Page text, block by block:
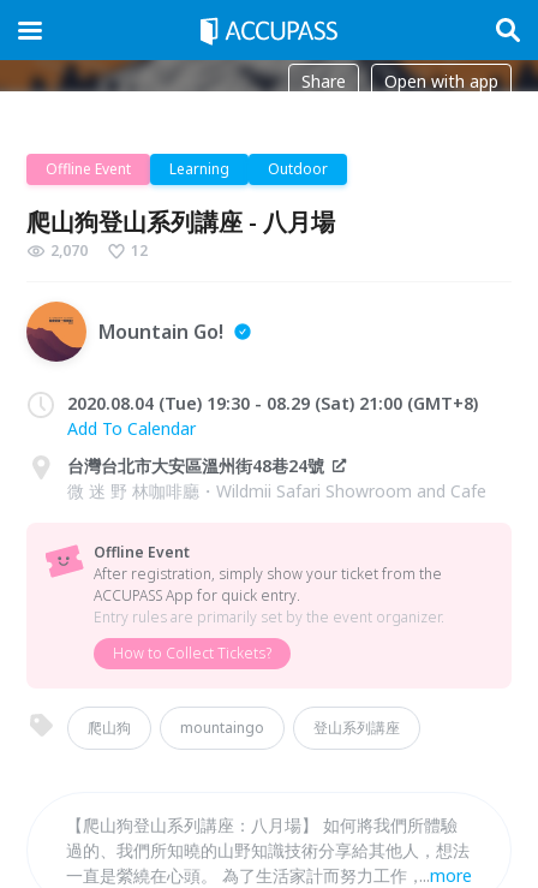
Share Open with app
Offline Event Learning Outdoor
爬山狗登山系列講座 - 八月場
2,070 12
Mountain Go!
2020.08.04 (Tue) 19:30 - 08.29 (Sat) 21:00 (GMT+8)
Add To Calendar
台灣台北市大安區溫州街48巷24號
微 迷 野 林咖啡廳・Wildmii Safari Showroom and Cafe
Offline Event
After registration, simply show your ticket from the
ACCUPASS App for quick entry.
Entry rules are primarily set by the event organizer.
How to Collect Tickets?
爬山狗 mountaingo 登山系列講座
【爬山狗登山系列講座：八月場】 如何將我們所體驗
過的、我們所知曉的山野知識技術分享給其他人，想法
一直是縈繞在心頭。 為了生活家計而努力工作，為了
...more